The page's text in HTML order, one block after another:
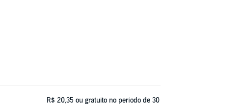
R$ 20,35 ou gratuito no período de 30